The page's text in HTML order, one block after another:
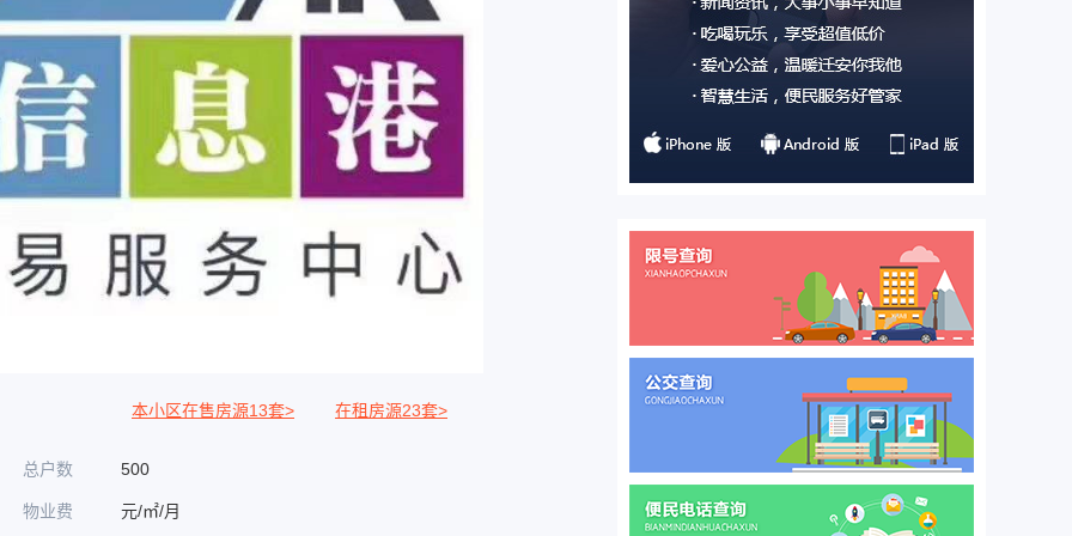
本小区在售房源13套> 在租房源23套>
总户数 500
物业费 元/㎡/月